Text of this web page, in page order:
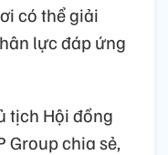
có thể giải
lực đáp ứng
tịch Hội đồng
Group chia sẻ,